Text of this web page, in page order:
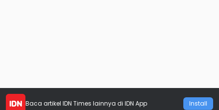
Baca artikel IDN Times lainnya di IDN App Install